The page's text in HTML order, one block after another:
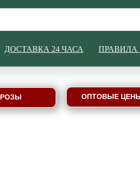
ДОСТАВКА 24 ЧАСА ПРАВИЛА
РОЗЫ ОПТОВЫЕ